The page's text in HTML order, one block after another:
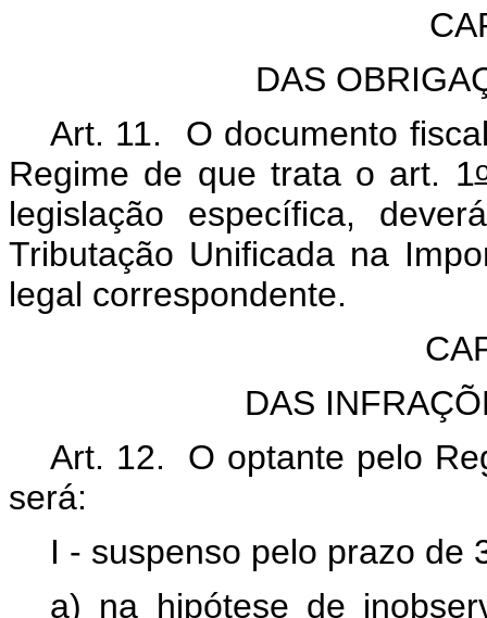
DAS
Art. 11. O documento
Regime de que trata o art. 1
legislação específica,
Tributação Unificada na
legal correspondente.
DAS
Art. 12. O optante pelo
será:
I - suspenso pelo prazo de
a) na hipótese de